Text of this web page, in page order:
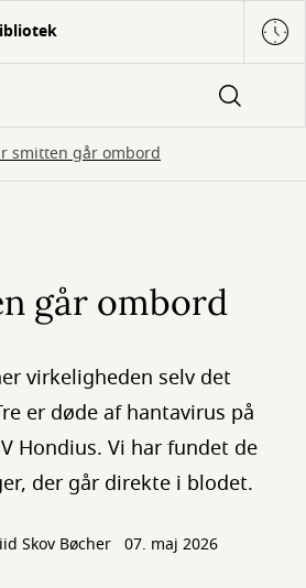
smitten går ombord
går ombord
virkeligheden selv det
er døde af hantavirus på
Hondius. Vi har fundet de
der går direkte i blodet.
Skov Bøcher 07. maj 2026